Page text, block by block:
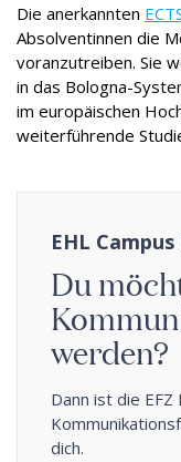
Die anerkannten
Absolventinnen die
voranzutreiben. Sie
in das Bologna-
im europäischen
weiterführende
EHL
Du
werden?
Dann ist die
dich.